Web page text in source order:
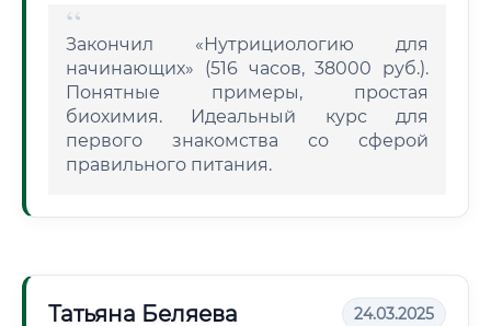
Закончил «Нутрициологию для
начинающих» (516 часов, 38000 руб.).
Понятные примеры, простая
биохимия. Идеальный курс для
первого знакомства со сферой
правильного питания.
Татьяна Беляева 24.03.2025